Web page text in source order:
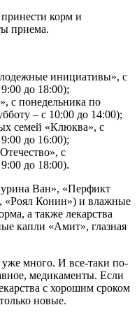
корм и
приема.
инициативы», с
до 18:00);
с понедельника по
– с 10:00 до 14:00);
семей «Клюква», с
до 16:00);
с
до 18:00).
Ван», «Перфикт
«Роял Конин») и влажные
а также лекарства
капли «Амит», глазная
много. И все-таки по-
медикаменты. Если
с хорошим сроком
новые.